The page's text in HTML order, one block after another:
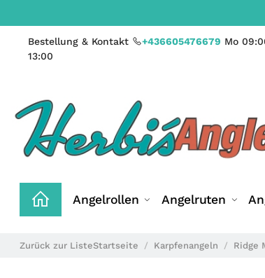
Bestellung & Kontakt +436605476679 Mo
13:00
Angelrollen Angelruten
Zurück zur ListeStartseite Karpfenangeln Ridge